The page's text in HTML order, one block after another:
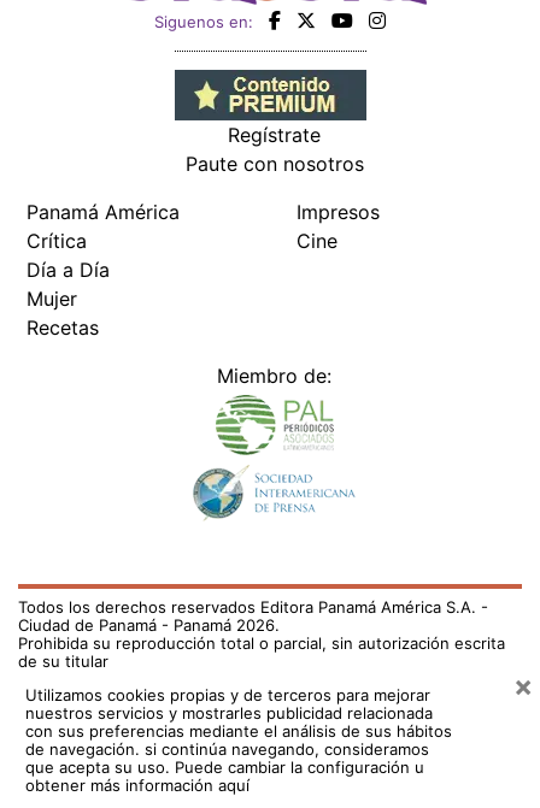
Siguenos en:
Regístrate
Paute con nosotros
Panamá América
Crítica
Día a Día
Mujer
Recetas
Impresos
Cine
Miembro de:
Todos los derechos reservados Editora Panamá América S.A. -
Ciudad de Panamá - Panamá 2026.
Prohibida su reproducción total o parcial, sin autorización escrita
de su titular
Utilizamos cookies propias y de terceros para mejorar
nuestros servicios y mostrarles publicidad relacionada
con sus preferencias mediante el análisis de sus hábitos
de navegación. si continúa navegando, consideramos
que acepta su uso. Puede cambiar la configuración u
obtener más información aquí
×